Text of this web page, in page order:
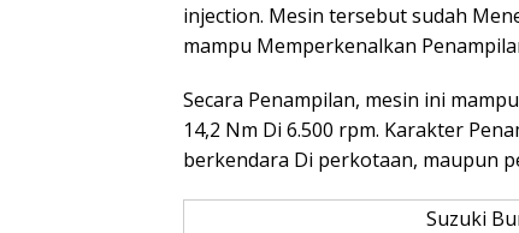
injection. Mesin tersebut sudah
mampu Memperkenalkan
Secara Penampilan, mesin ini
14,2 Nm Di 6.500 rpm. Karakter
berkendara Di perkotaan, maupun
Suzuki